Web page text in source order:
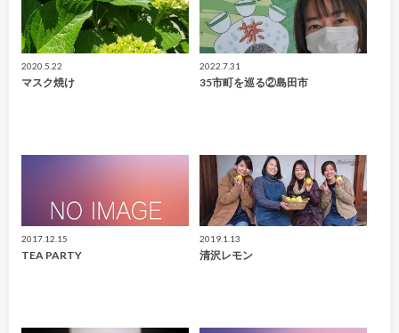
2020.5.22
マスク焼け
2022.7.31
35市町を巡る②島田市
2017.12.15
TEA PARTY
2019.1.13
清沢レモン